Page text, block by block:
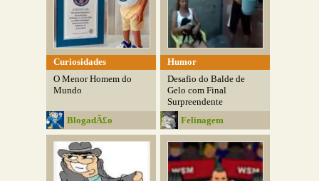
Curiosidades
O Menor Homem do
Mundo
BlogadÃ£o
Humor
Desafio do Balde de
Gelo com Final
Surpreendente
Felinagem